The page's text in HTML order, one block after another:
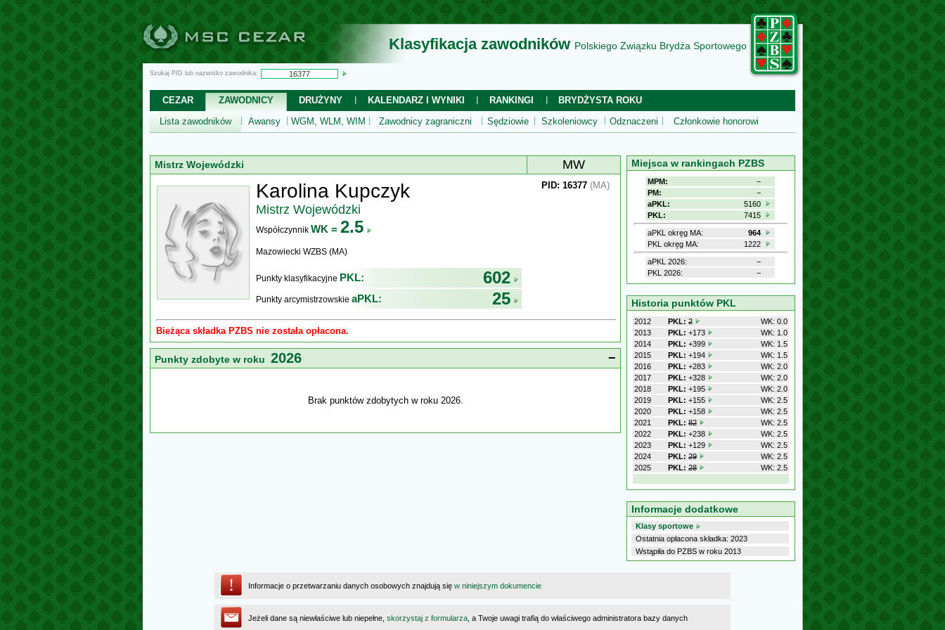
Klasyfikacja zawodników Polskiego Związku Brydża Sportowego
Szukaj PID lub nazwisko zawodnika:
CEZAR ZAWODNICY DRUŻYNY KALENDARZ I WYNIKI RANKINGI
BRYDŻYSTA ROKU
Lista zawodników
Awansy WGM, WLM, WIM Zawodnicy zagraniczni Sędziowie Szkoleniowcy Odznaczeni Członkowie honorowi
Mistrz Wojewódzki MW
Karolina Kupczyk
Mistrz Wojewódzki
Współczynnik WK = 2.5
Mazowiecki WZBS (MA)
Punkty klasyfikacyjne PKL: 602
Punkty arcymistrzowskie aPKL: 25
PID: 16377 (MA)
Bieżąca składka PZBS nie została opłacona.
Punkty zdobyte w roku 2026 −
Brak punktów zdobytych w roku 2026.
Miejsca w rankingach PZBS
MPM:
−
PM:
−
aPKL:
5160
PKL:
7415
aPKL okręg MA:
964
PKL okręg MA:
1222
aPKL 2026:
−
PKL 2026:
−
Historia punktów PKL
2012 PKL: 2
WK: 0.0
2013
PKL: +173
WK: 1.0
2014
PKL: +399
WK: 1.5
2015
PKL: +194
WK: 1.5
2016
PKL: +283
WK: 2.0
2017
PKL: +328
WK: 2.0
2018
PKL: +195
WK: 2.0
2019
PKL: +155
WK: 2.5
2020
PKL: +158
WK: 2.5
2021
PKL: 82
WK: 2.5
2022
PKL: +238
WK: 2.5
2023
PKL: +129
WK: 2.5
2024
PKL: 29
WK: 2.5
2025
PKL: 28 WK: 2.5
Informacje dodatkowe
Klasy sportowe
Ostatnia opłacona składka: 2023
Wstąpiła do PZBS w roku 2013
Informacje o przetwarzaniu danych osobowych znajdują się w niniejszym dokumencie
Jeżeli dane są niewłaściwe lub niepełne, skorzystaj z formularza , a Twoje uwagi trafią do właściwego administratora bazy danych